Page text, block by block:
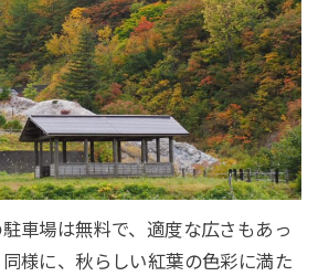
駐車場は無料で、適度な広さもあっ
様に、秋らしい紅葉の色彩に満た